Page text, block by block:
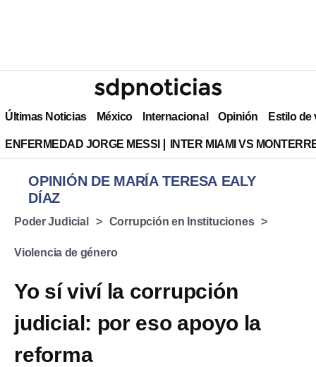
Últimas Noticias México Internacional Opinión Estilo de
ENFERMEDAD JORGE MESSI INTER MIAMI VS
OPINIÓN DE MARÍA TERESA EALY
DÍAZ
Poder Judicial Corrupción en Instituciones
Violencia de género
Yo sí viví la corrupción
judicial: por eso apoyo la
reforma